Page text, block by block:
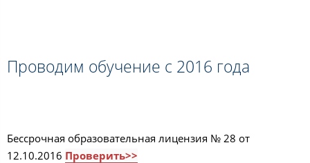
Проводим обучение с 2016 года
Бессрочная образовательная лицензия № 28 от
12.10.2016 Проверить>>